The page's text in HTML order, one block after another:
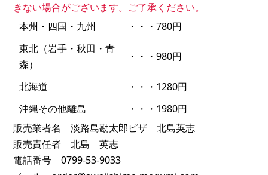
きない場合がございます。ご了承ください。
本州・四国・九州
・・・780円
東北（岩手・秋田・青
森）
・・・980円
北海道
・・・1280円
沖縄その他離島
・・・1980円
販売業者名 淡路島勘太郎ピザ 北島英志
販売責任者 北島 英志
電話番号 0799-53-9033